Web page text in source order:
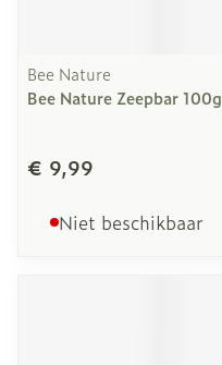
Bee Nature
Bee Nature Zeepbar 100g
€ 9,99
Niet beschikbaar